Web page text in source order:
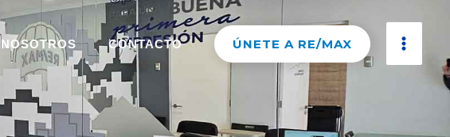
NOSOTROS CONTACTO ÚNETE A RE/MAX